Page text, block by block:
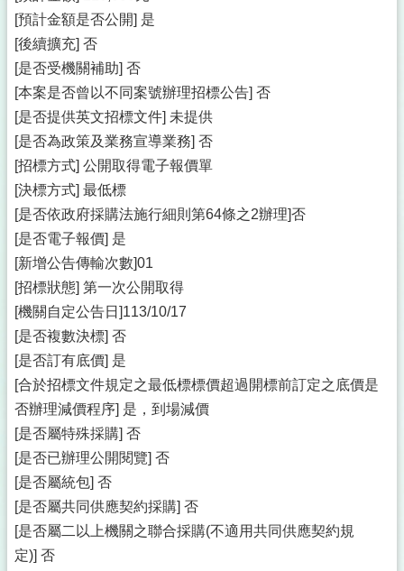
[預計金額是否公開] 是
[後續擴充] 否
[是否受機關補助] 否
[本案是否曾以不同案號辦理招標公告] 否
[是否提供英文招標文件] 未提供
[是否為政策及業務宣導業務] 否
[招標方式] 公開取得電子報價單
[決標方式] 最低標
[是否依政府採購法施行細則第64條之2辦理]否
[是否電子報價] 是
[新增公告傳輸次數]01
[招標狀態] 第一次公開取得
[機關自定公告日]113/10/17
[是否複數決標] 否
[是否訂有底價] 是
[合於招標文件規定之最低標標價超過開標前訂定之底價是
否辦理減價程序] 是，到場減價
[是否屬特殊採購] 否
[是否已辦理公開閱覽] 否
[是否屬統包] 否
[是否屬共同供應契約採購] 否
[是否屬二以上機關之聯合採購(不適用共同供應契約規
定)] 否